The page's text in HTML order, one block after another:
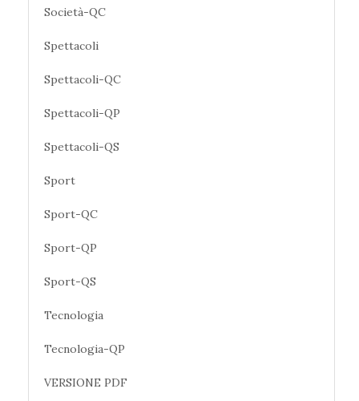
Società-QC
Spettacoli
Spettacoli-QC
Spettacoli-QP
Spettacoli-QS
Sport
Sport-QC
Sport-QP
Sport-QS
Tecnologia
Tecnologia-QP
VERSIONE PDF